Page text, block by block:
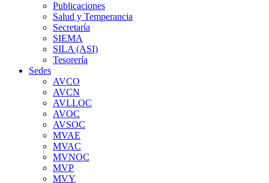
Publicaciones
Salud y Temperancia
Secretaría
SIEMA
SILA (ASI)
Tesorería
Sedes
AVCO
AVCN
AVLLOC
AVOC
AVSOC
MVAE
MVAC
MVNOC
MVP
MVY